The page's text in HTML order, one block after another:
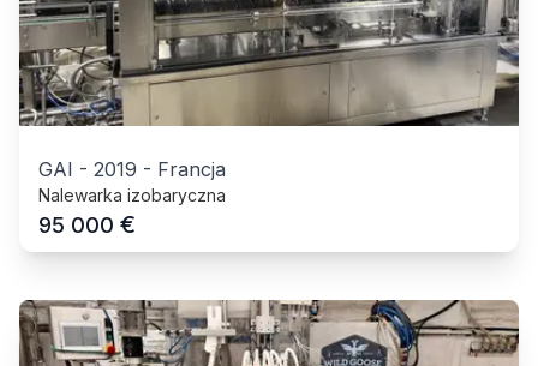
GAI - 2019 - Francja
Nalewarka izobaryczna
95 000 €